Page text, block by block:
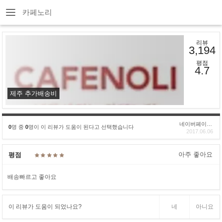
카페노리
제주 추가배송비
리뷰
3,194
평점
4.7
0명 중 0명이 이 리뷰가 도움이 된다고 선택했습니다
2017.06.06
평점 아주 좋아요
배송빠르고 좋아요
이 리뷰가 도움이 되었나요? 네 아니요